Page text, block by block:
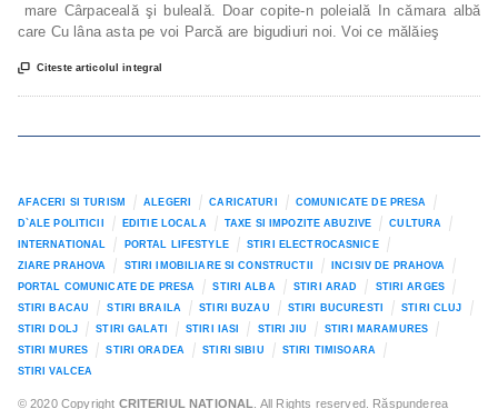
mare Cârpaceală şi buleală. Doar copite-n poleială In cămara albă
care Cu lâna asta pe voi Parcă are bigudiuri noi. Voi ce mălăieş
 Citeste articolul integral
AFACERI SI TURISM ALEGERI CARICATURI
COMUNICATE DE PRESA
D`ALE POLITICII
EDITIE LOCALA TAXE SI IMPOZITE ABUZIVE
CULTURA
INTERNATIONAL
PORTAL LIFESTYLE
STIRI ELECTROCASNICE
ZIARE PRAHOVA
STIRI IMOBILIARE SI CONSTRUCTII
INCISIV DE PRAHOVA
PORTAL COMUNICATE DE PRESA
STIRI ALBA STIRI ARAD
STIRI ARGES
STIRI BACAU
STIRI BRAILA STIRI BUZAU STIRI BUCURESTI
STIRI CLUJ
STIRI DOLJ
STIRI GALATI STIRI IASI STIRI JIU
STIRI MARAMURES
STIRI MURES
STIRI ORADEA STIRI SIBIU
STIRI TIMISOARA
STIRI VALCEA
© 2020 Copyright CRITERIUL NATIONAL . All Rights reserved. Răspunderea